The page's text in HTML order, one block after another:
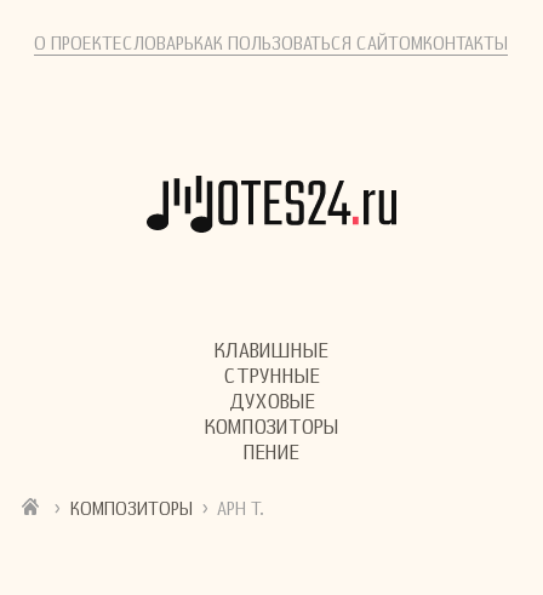
О ПРОЕКТЕСЛОВАРЬКАК ПОЛЬЗОВАТЬСЯ САЙТОМКОНТАКТЫ
КЛАВИШНЫЕ
СТРУННЫЕ
ДУХОВЫЕ
КОМПОЗИТОРЫ
ПЕНИЕ
› КОМПОЗИТОРЫ › АРН Т.